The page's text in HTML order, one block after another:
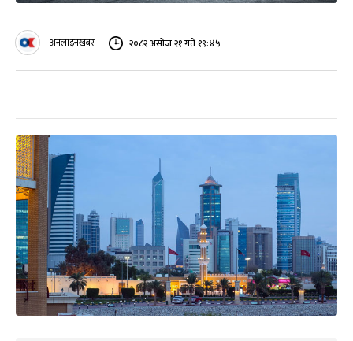
अनलाइनखबर २०८२ असोज २१ गते १९:४५